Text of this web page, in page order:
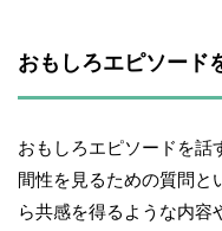
おもしろエピソード
おもしろエピソードを話
間性を見るための質問と
ら共感を得るような内容